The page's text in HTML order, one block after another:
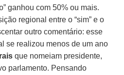
ganhou com 50% ou mais.
regional entre o “sim” e o
outro comentário: esse
se realizou menos de um ano
que nomeiam presidente,
parlamento. Pensando